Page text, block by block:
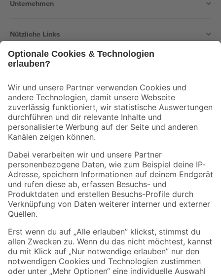
Unternehmen
Nützliche Links
Der toom Newsletter: Keine Angebote und Aktionen mehr verpassen!
Zur Newsletter Anmeldung
Folge uns
Zahlungsarten Versandarten
Sicher einkaufen
Jetzt die toom-App herunterladen